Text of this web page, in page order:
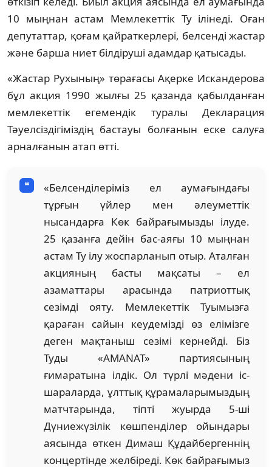
10 мыңнан астам Мемлекеттік Ту ілінеді. Оған
депутаттар, қоғам қайраткерлері, белсенді жастар
және барша ниет білдіруші адамдар қатысады.
«Жастар Рухының» төрағасы Ақерке Искандерова
бұл акция 1990 жылғы 25 қазанда қабылданған
мемлекеттік егемендік туралы Декларация
Тәуелсіздігіміздің бастауы болғанын еске салуға
арналғанын атап өтті.
«Белсенділеріміз ел аумағындағы
тұрғын үйлер мен әлеуметтік
нысандарға Көк байрағымызды ілуде.
25 қазанға дейін бас-аяғы 10 мыңнан
астам Ту ілу жоспарланып отыр. Аталған
акцияның басты мақсаты – ел
азаматтары арасында патриоттық
сезімді ояту. Мемлекеттік Туымызға
қараған сайын кеудемізді өз елімізге
деген мақтаныш сезімі кернейді. Біз
Туды «AMANAT» партиясының
ғимаратына ілдік. Ол түрлі мәдени іс-
шараларда, ұлттық құрамаларымыздың
матчтарында, тіпті жуырда 5-ші
Дүниежүзілік көшпенділер ойындары
аясында өткен Димаш Құдайбергеннің
концертінде желбіреді. Көк байрағымыз